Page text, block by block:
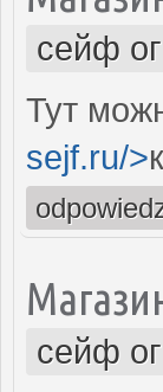
сейф
Тут
sejf.ru/>
сейф